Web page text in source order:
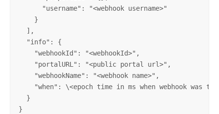
      "username": "<webhook username>"
    }
  ],
  "info": {
    "webhookId": "<webhookId>",
    "portalURL": "<public portal url>",
    "webhookName": "<webhook name>",
"when": \<epoch time in ms when webhook was
  }
}